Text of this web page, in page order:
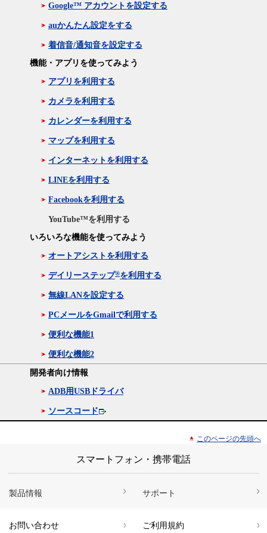
Google™ アカウントを設定する
auかんたん設定をする
着信音/通知音を設定する
機能・アプリを使ってみよう
アプリを利用する
カメラを利用する
カレンダーを利用する
マップを利用する
インターネットを利用する
LINEを利用する
Facebookを利用する
YouTube™を利用する
いろいろな機能を使ってみよう
オートアシストを利用する
デイリーステップ®を利用する
無線LANを設定する
PCメールをGmailで利用する
便利な機能1
便利な機能2
開発者向け情報
ADB用USBドライバ
ソースコード
このページの先頭へ
スマートフォン・携帯電話
製品情報 サポート
お問い合わせ ご利用規約